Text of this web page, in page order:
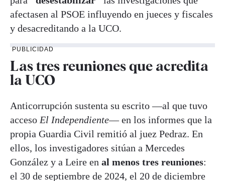
afectasen al PSOE influyendo en jueces y fiscales
y desacreditando a la UCO.
PUBLICIDAD
Las tres reuniones que acredita
la UCO
Anticorrupción sustenta su escrito —al que tuvo
acceso El Independiente— en los informes que la
propia Guardia Civil remitió al juez Pedraz. En
ellos, los investigadores sitúan a Mercedes
González y a Leire en al menos tres reuniones:
el 30 de septiembre de 2024, el 20 de diciembre